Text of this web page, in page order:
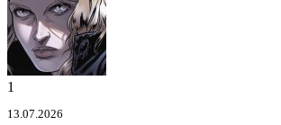
1
13.07.2026